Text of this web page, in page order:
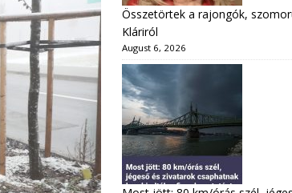
Összetörtek a rajongók,
Kláriról
August 6, 2026